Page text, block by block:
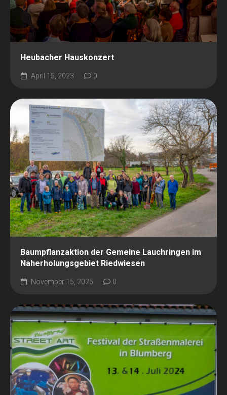
Heubacher Hauskonzert
April 15, 2023 0
Baumpflanzaktion der Gemeine Lauchringen im
Naherholungsgebiet Riedwiesen
November 15, 2025 0